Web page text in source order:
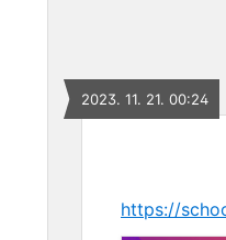
2023. 11. 21. 00:24
https://